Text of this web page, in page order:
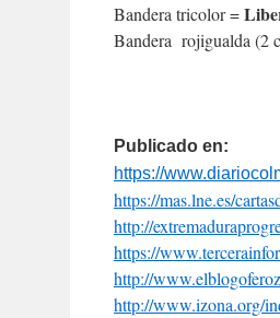
Bandera tricolor =
Bandera rojigualda (2
Publicado en:
https://
https://mas.lne.es/
http://
https://www.
http://
http://www.izona.org/